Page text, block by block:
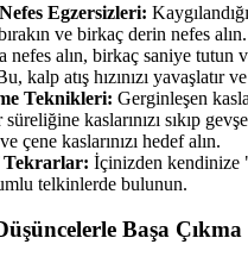
Egzersizleri:
ve birkaç derin nefes
nefes alın, birkaç saniye tutun
kalp atış hızınızı yavaşlatır
Teknikleri: Gerginleşen
süreliğine kaslarınızı sıkıp
çene kaslarınızı hedef alın.
Tekrarlar: İçinizden
telkinlerde bulunun.
Başa Çıkma